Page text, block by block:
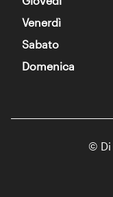
Venerdì
Sabato
Domenica
© Di